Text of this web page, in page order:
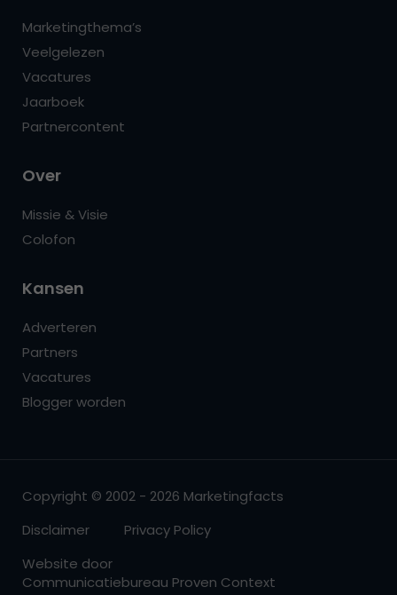
Marketingthema’s
Veelgelezen
Vacatures
Jaarboek
Partnercontent
Over
Missie & Visie
Colofon
Kansen
Adverteren
Partners
Vacatures
Blogger worden
Copyright © 2002 - 2026 Marketingfacts
Disclaimer
Privacy Policy
Website door
Communicatiebureau Proven Context